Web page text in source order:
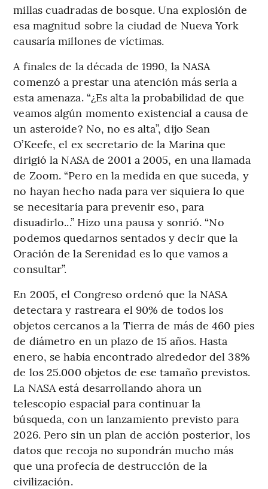
millas cuadradas de bosque. Una explosión de
esa magnitud sobre la ciudad de Nueva York
causaría millones de víctimas.
A finales de la década de 1990, la NASA
comenzó a prestar una atención más seria a
esta amenaza. “¿Es alta la probabilidad de que
veamos algún momento existencial a causa de
un asteroide? No, no es alta”, dijo Sean
O’Keefe, el ex secretario de la Marina que
dirigió la NASA de 2001 a 2005, en una llamada
de Zoom. “Pero en la medida en que suceda, y
no hayan hecho nada para ver siquiera lo que
se necesitaría para prevenir eso, para
disuadirlo...” Hizo una pausa y sonrió. “No
podemos quedarnos sentados y decir que la
Oración de la Serenidad es lo que vamos a
consultar”.
En 2005, el Congreso ordenó que la NASA
detectara y rastreara el 90% de todos los
objetos cercanos a la Tierra de más de 460 pies
de diámetro en un plazo de 15 años. Hasta
enero, se había encontrado alrededor del 38%
de los 25.000 objetos de ese tamaño previstos.
La NASA está desarrollando ahora un
telescopio espacial para continuar la
búsqueda, con un lanzamiento previsto para
2026. Pero sin un plan de acción posterior, los
datos que recoja no supondrán mucho más
que una profecía de destrucción de la
civilización.